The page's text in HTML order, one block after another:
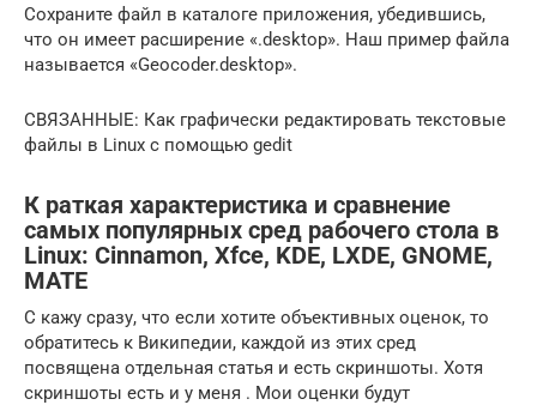
Сохраните файл в каталоге приложения, убедившись,
что он имеет расширение «.desktop». Наш пример файла
называется «Geocoder.desktop».
СВЯЗАННЫЕ: Как графически редактировать текстовые
файлы в Linux с помощью gedit
К раткая характеристика и сравнение
самых популярных сред рабочего стола в
Linux: Cinnamon, Xfce, KDE, LXDE, GNOME,
MATE
С кажу сразу, что если хотите объективных оценок, то
обратитесь к Википедии, каждой из этих сред
посвящена отдельная статья и есть скриншоты. Хотя
скриншоты есть и у меня . Мои оценки будут